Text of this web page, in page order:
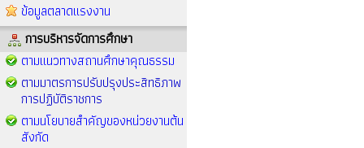
ข้อมูลตลาดแรงงาน
การบริหารจัดการศึกษา
ตามแนวทางสถานศึกษาคุณธรรม
ตามมาตรการปรับปรุงประสิทธิภาพ
การปฏิบัติราชการ
ตามนโยบายสำคัญของหน่วยงานต้น
สังกัด